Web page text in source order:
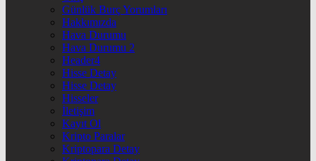
Günlük Burç Yorumları
Hakkımızda
Hava Durumu
Hava Durumu 2
Header4
Hisse Detay
Hisse Detay
Hisseler
İletişim
Kayıt Ol
Kripto Paralar
Kriptopara Detay